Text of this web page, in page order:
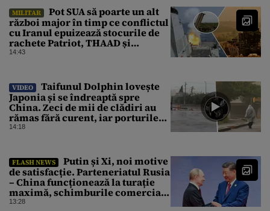
MILITAR
Pot SUA să poarte un alt
război major în timp ce conflictul
cu Iranul epuizează stocurile de
rachete Patriot, THAAD și
Tomahawk?
14:43
VIDEO
Taifunul Dolphin lovește
Japonia și se îndreaptă spre
China. Zeci de mii de clădiri au
rămas fără curent, iar porturile
au fost închise
14:18
FLASH NEWS
Putin și Xi, noi motive
de satisfacție. Parteneriatul Rusia
– China funcționează la turație
maximă, schimburile comerciale
ating niveluri record
13:28